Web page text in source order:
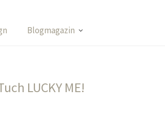
Blogmagazin
LUCKY ME!